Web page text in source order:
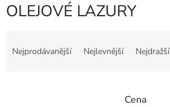
OLEJOVÉ LAZURY
Nejprodávanější Nejlevnější Nejdražší
Cena